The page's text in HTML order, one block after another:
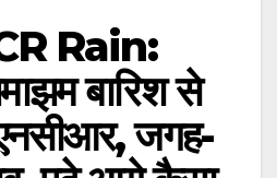
Rain:
बारिश से
एनसीआर, जगह-